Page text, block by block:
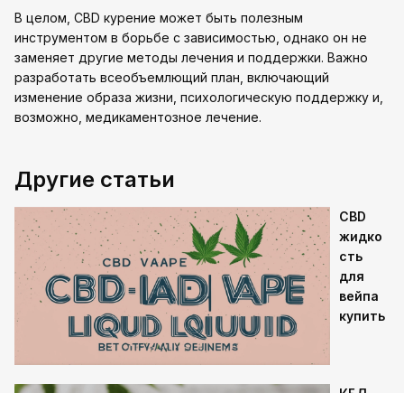
В целом, CBD курение может быть полезным
инструментом в борьбе с зависимостью, однако он не
заменяет другие методы лечения и поддержки. Важно
разработать всеобъемлющий план, включающий
изменение образа жизни, психологическую поддержку и,
возможно, медикаментозное лечение.
Другие статьи
CBD
жидко
сть
для
вейпа
купить